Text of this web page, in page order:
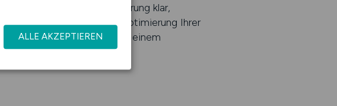
es, dass Ihre Positionierung klar,
bei der Konzeption und Optimierung Ihrer
jede Anzeige zu einem
ALLE AKZEPTIEREN